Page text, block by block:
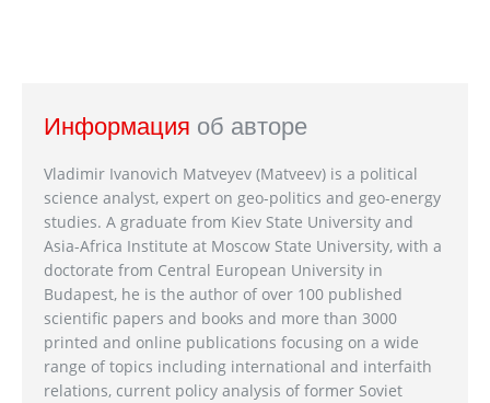
Информация об авторе
Vladimir Ivanovich Matveyev (Matveev) is a political
science analyst, expert on geo-politics and geo-energy
studies. A graduate from Kiev State University and
Asia-Africa Institute at Moscow State University, with a
doctorate from Central European University in
Budapest, he is the author of over 100 published
scientific papers and books and more than 3000
printed and online publications focusing on a wide
range of topics including international and interfaith
relations, current policy analysis of former Soviet